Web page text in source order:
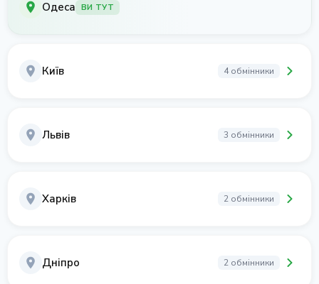
Одеса ВИ ТУТ
Київ 4 обмінники
Львів 3 обмінники
Харків 2 обмінники
Дніпро 2 обмінники